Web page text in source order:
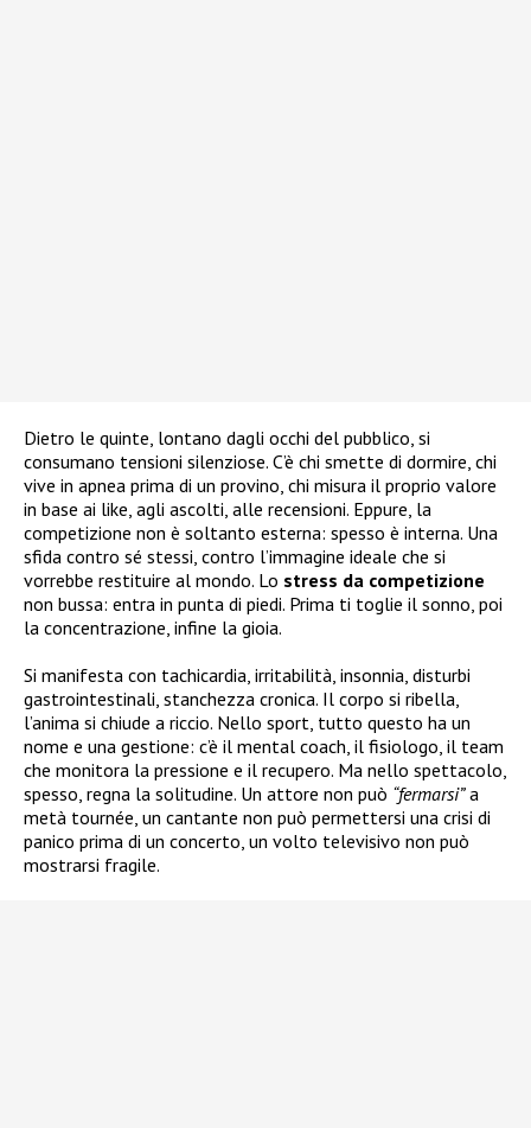
Dietro le quinte, lontano dagli occhi del pubblico, si
consumano tensioni silenziose. C’è chi smette di dormire, chi
vive in apnea prima di un provino, chi misura il proprio valore
in base ai like, agli ascolti, alle recensioni. Eppure, la
competizione non è soltanto esterna: spesso è interna. Una
sfida contro sé stessi, contro l’immagine ideale che si
vorrebbe restituire al mondo. Lo stress da competizione
non bussa: entra in punta di piedi. Prima ti toglie il sonno, poi
la concentrazione, infine la gioia.
Si manifesta con tachicardia, irritabilità, insonnia, disturbi
gastrointestinali, stanchezza cronica. Il corpo si ribella,
l’anima si chiude a riccio. Nello sport, tutto questo ha un
nome e una gestione: c’è il mental coach, il fisiologo, il team
che monitora la pressione e il recupero. Ma nello spettacolo,
spesso, regna la solitudine. Un attore non può “fermarsi”a
metà tournée, un cantante non può permettersi una crisi di
panico prima di un concerto, un volto televisivo non può
mostrarsi fragile.